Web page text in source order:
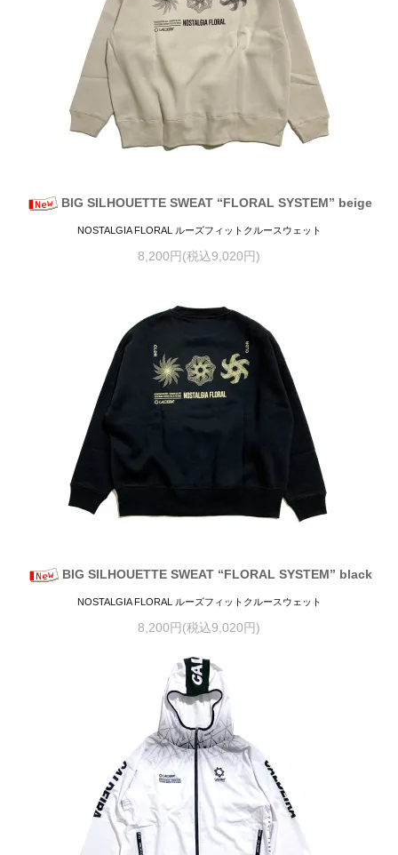
BIG SILHOUETTE SWEAT “FLORAL SYSTEM” beige
NOSTALGIA FLORAL ルーズフィットクルースウェット
8,200円(税込9,020円)
BIG SILHOUETTE SWEAT “FLORAL SYSTEM” black
NOSTALGIA FLORAL ルーズフィットクルースウェット
8,200円(税込9,020円)